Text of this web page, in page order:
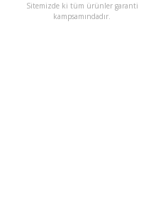
Sitemizde ki tüm ürünler garanti
kampsamındadır.